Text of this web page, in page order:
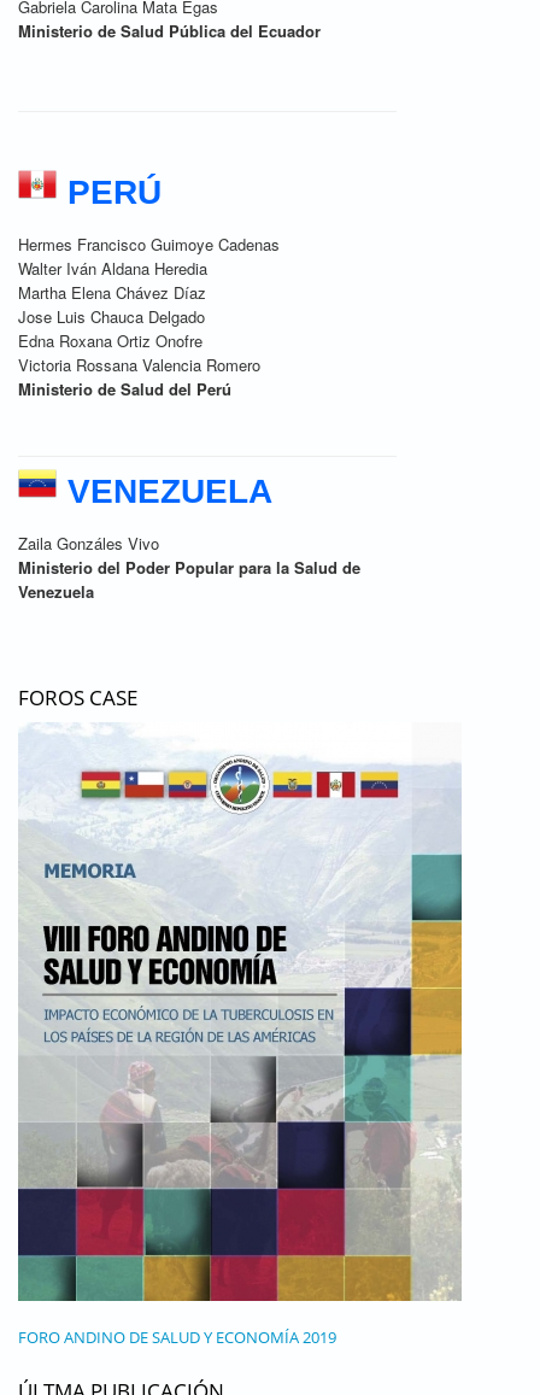
Gabriela Carolina Mata Egas
Ministerio de Salud Pública del Ecuador
PERÚ
Hermes Francisco Guimoye Cadenas
Walter Iván Aldana Heredia
Martha Elena Chávez Díaz
Jose Luis Chauca Delgado
Edna Roxana Ortiz Onofre
Victoria Rossana Valencia Romero
Ministerio de Salud del Perú
VENEZUELA
Zaila Gonzáles Vivo
Ministerio del Poder Popular para la Salud de
Venezuela
FOROS CASE
FORO ANDINO DE SALUD Y ECONOMÍA 2019